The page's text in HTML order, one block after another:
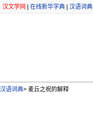
汉文学网 在线新华字典 汉语词典
汉语词典> 麦丘之祝的解释